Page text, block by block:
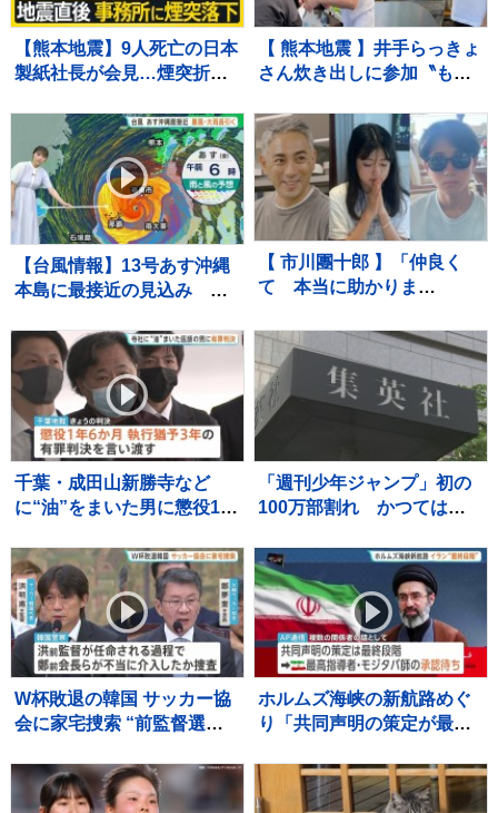
【熊本地震】9人死亡の日本
製紙社長が会見…煙突折れ
受け止め」 八代市などで
続く断水解消のカギは“配水
管”【news23】
【 熊本地震 】井手らっきょ
さん炊き出しに参加〝もら
が精一杯〟自身の店も被害
に
【台風情報】13号あす沖縄
本島に最接近の見込み ス
が長引くおそれ【予報士解
説】
【 市川團十郎 】「仲良く
て 本当に助かりま
外の南国リゾート〟で過ご
す夏休み 「移動です」次
なる滞在場所へ
千葉・成田山新勝寺など
に“油”をまいた男に懲役1年
判決 千葉地裁
「週刊少年ジャンプ」初の
100万部割れ かつては漫
を記録 国内雑誌で100万
部超えゼロに
W杯敗退の韓国 サッカー協
会に家宅捜索 “前監督選
などを押収し解析へ 李大統
領も「身内重視の人事の失
ホルムズ海峡の新航路めぐ
り「共同声明の策定が最終
の協議 モジタバ師の承認
待ち